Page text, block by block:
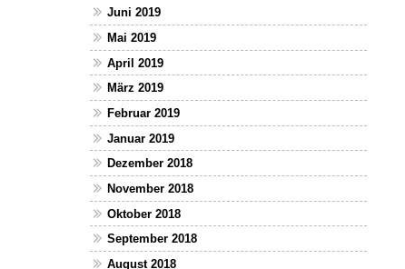
Juni 2019
Mai 2019
April 2019
März 2019
Februar 2019
Januar 2019
Dezember 2018
November 2018
Oktober 2018
September 2018
August 2018